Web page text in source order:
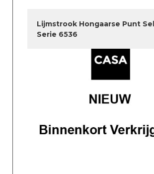
Lijmstrook Hongaarse Punt
Serie 6536